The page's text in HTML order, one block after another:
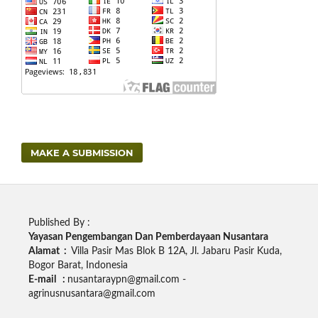
MAKE A SUBMISSION
Published By :
Yayasan Pengembangan Dan Pemberdayaan Nusantara
Alamat : Villa Pasir Mas Blok B 12A, Jl. Jabaru Pasir Kuda,
Bogor Barat, Indonesia
E-mail : nusantaraypn@gmail.com -
agrinusnusantara@gmail.com